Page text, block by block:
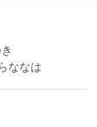
ななは